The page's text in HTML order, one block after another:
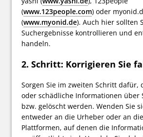
(www.123people.com) oder
(www.myonid.de). Auch hier sollten
Suchergebnisse kontrollieren und
handeln.
2. Schritt: Korrigieren Sie
Sorgen Sie im zweiten Schritt dafür,
oder schädliche Informationen über
bzw. gelöscht werden. Wenden Sie
entweder an die Urheber oder an
Plattformen, auf denen die